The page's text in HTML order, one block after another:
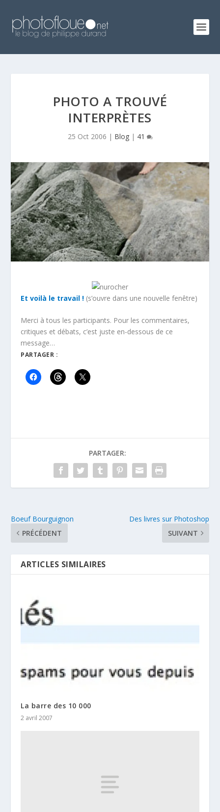
PHOTO A TROUVÉ
INTERPRÈTES
25 Oct 2006 | Blog| 41
Et voilà le travail ! (s’ouvre dans une nouvelle fenêtre)
Merci à tous les participants. Pour les commentaires,
critiques et débats, c’est juste en-dessous de ce
message…
PARTAGER :
PARTAGER:
Boeuf Bourguignon
PRÉCÉDENT
Des livres sur Photoshop
SUIVANT
ARTICLES SIMILAIRES
La barre des 10 000
2 avril 2007